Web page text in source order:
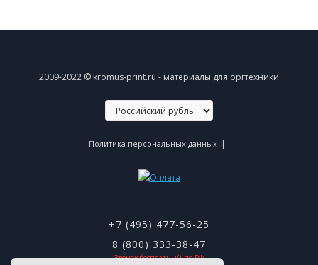
2009-2022 © kromus-print.ru - материалы для оргтехники
Политика персональных данных |
+7 (495) 477-56-25
8 (800) 333-38-47
Звонок бесплатный по РФ